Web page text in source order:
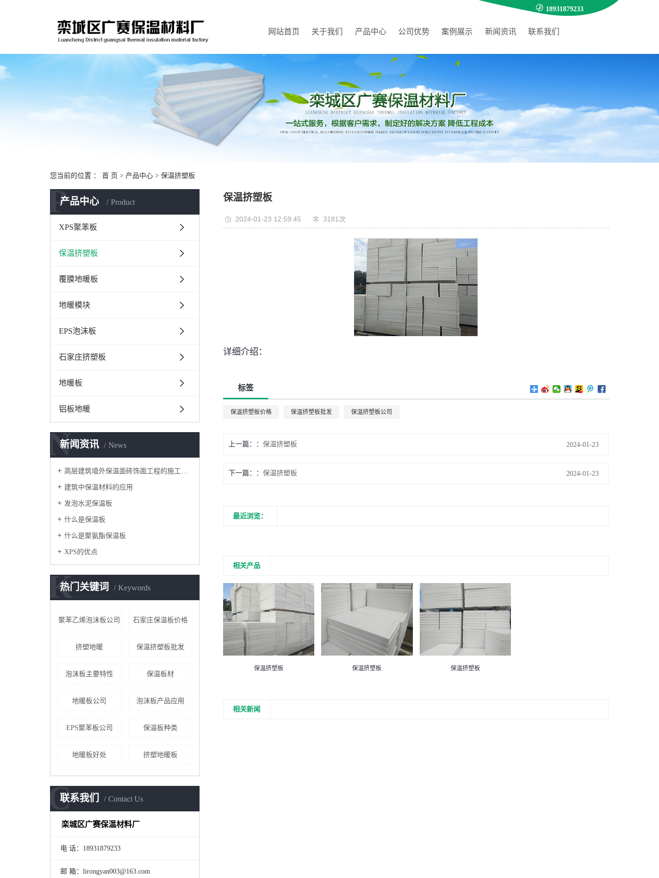
18931879233
网站首页 关于我们 产品中心 公司优势 案例展示 新闻资讯 联系我们
您当前的位置 ： 首 页 > 产品中心 > 保温挤塑板
产品中心 Product
P
XPS聚苯板
保温挤塑板
覆膜地暖板
地暖模块
EPS泡沫板
石家庄挤塑板
地暖板
铝板地暖
新闻资讯 News
N
高层建筑墙外保温面砖饰面工程的施工要点
建筑中保温材料的应用
发泡水泥保温板
什么是保温板
什么是聚氨酯保温板
XPS的优点
热门关键词 Keywords
K
聚苯乙烯泡沫板公司 石家庄保温板价格
挤塑地暖 保温挤塑板批发
泡沫板主要特性 保温板材
地暖板公司 泡沫板产品应用
EPS聚苯板公司 保温板种类
地暖板好处 挤塑地暖板
联系我们 Contact Us
C
栾城区广赛保温材料厂
电 话：18931879233
邮 箱：lirongyan003@163.com
保温挤塑板
2024-01-23 12:59:45 3181次
详细介绍：
标签
保温挤塑板价格 保温挤塑板批发 保温挤塑板公司
上一篇： 保温挤塑板 2024-01-23
下一篇： 保温挤塑板 2024-01-23
最近浏览：
相关产品
保温挤塑板 保温挤塑板 保温挤塑板
相关新闻